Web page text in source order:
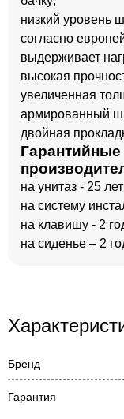
низкий уровень
согласно
выдерживает
высокая
увеличенная
армированный
двойная
Гарантийные
на унитаз - 25
на систему
на клавишу - 2
на сиденье – 2
Бренд
Гарантия